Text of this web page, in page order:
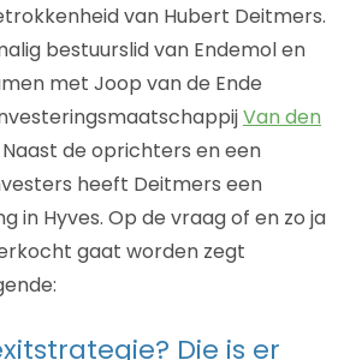
van Hubert Deitmers.
bestuurslid van Endemol en
met Joop van de Ende
Van den
Naast de oprichters en een
heeft Deitmers een
in Hyves. Op de vraag of en zo ja
gaat worden zegt
Die is er